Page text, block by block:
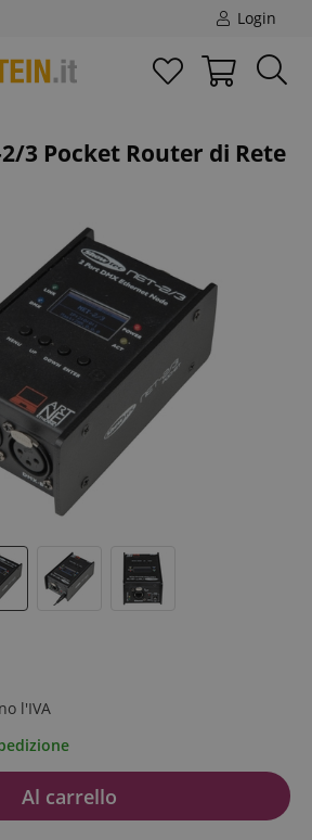
Login
3 Pocket Router di Rete
l'IVA
Al carrello